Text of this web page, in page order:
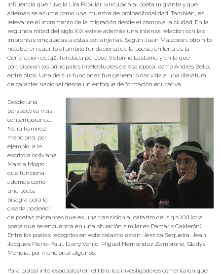
influencia que tuvo la Lira Popular, vinculada al poeta migrante y que
además se asume como una muestra de protoeditorialidad. También, es
relevante el incremento de la migración desde el campo a la ciudad. En la
segunda mitad del siglo XIX existe además una intensa relación con las
imprentas vinculadas a estas extranjerías. Según Juan Malebrán, otro hito
notable en cuanto al ámbito fundacional de la poesía chilena es la
Generación del 42, fundada por José Victorino Lastarria y en la que
participaron los principales intelectuales de esa época, como Andrés Bello,
entre otros. Una de sus funciones fue generar o dar vida a una literatura
de carácter nacional desde un enfoque de formación educativa.
Desde una
perspectiva más
contemporánea,
Neira Ramírez
menciona, por
ejemplo, a la
escritora boliviana
Marcia Mogro,
que funciona
además como
una poeta
bisagra para la
oleada posterior
de poetas migrantes que es una transición al catastro del siglo XXI (otra
poeta que se encuentra en una situación similar es Damaris Calderón).
Entre los poetas recogidos en este catastro están: Jessica Sequeira, Jean
Jacques Pierre-Paul, Liany Vento, Miguel Hernández Zambrano, Gladys
Mendía, por mencionar algunos.
Para las(os) interesadas(os) en el libro, los investigadores comentaron que